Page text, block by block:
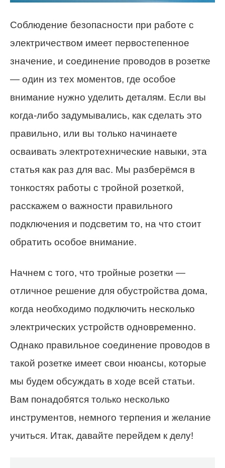
Соблюдение безопасности при работе с
электричеством имеет первостепенное
значение, и соединение проводов в розетке
— один из тех моментов, где особое
внимание нужно уделить деталям. Если вы
когда-либо задумывались, как сделать это
правильно, или вы только начинаете
осваивать электротехнические навыки, эта
статья как раз для вас. Мы разберёмся в
тонкостях работы с тройной розеткой,
расскажем о важности правильного
подключения и подсветим то, на что стоит
обратить особое внимание.
Начнем с того, что тройные розетки —
отличное решение для обустройства дома,
когда необходимо подключить несколько
электрических устройств одновременно.
Однако правильное соединение проводов в
такой розетке имеет свои нюансы, которые
мы будем обсуждать в ходе всей статьи.
Вам понадобятся только несколько
инструментов, немного терпения и желание
учиться. Итак, давайте перейдем к делу!